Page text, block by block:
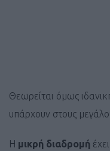
Θεωρείται όμως
υπάρχουν στους
Η μικρή διαδρομή